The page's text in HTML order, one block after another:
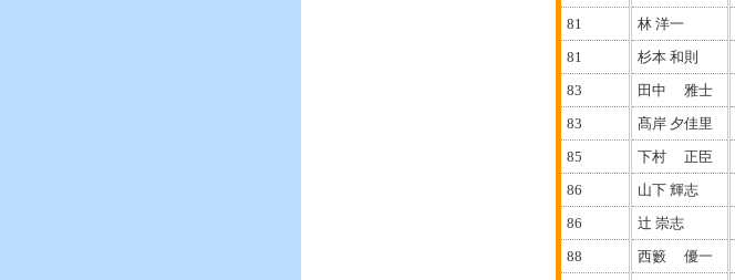
81
林 洋一
81
杉本 和則
83
田中 雅士
83
髙岸 夕佳里
85
下村 正臣
86
山下 輝志
86
辻 崇志
88
西籔 優一